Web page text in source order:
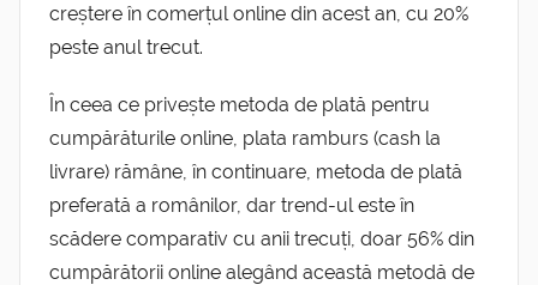
creștere în comerțul online din acest an, cu 20%
peste anul trecut.
În ceea ce privește metoda de plată pentru
cumpărăturile online, plata ramburs (cash la
livrare) rămâne, în continuare, metoda de plată
preferată a românilor, dar trend-ul este în
scădere comparativ cu anii trecuți, doar 56% din
cumpărătorii online alegând această metodă de